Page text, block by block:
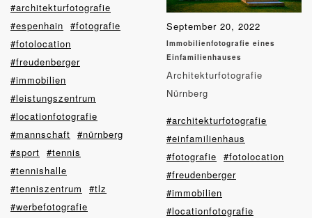
#architekturfotografie
#espenhain #fotografie
#fotolocation
#freudenberger
#immobilien
#leistungszentrum
#locationfotografie
#mannschaft #nürnberg
#sport #tennis
#tennishalle
#tenniszentrum
#tlz
#werbefotografie
September 20, 2022
Immobilienfotografie eines
Einfamilienhauses
Architekturfotografie
Nürnberg
#architekturfotografie
#einfamilienhaus
#fotografie #fotolocation
#freudenberger
#immobilien
#locationfotografie